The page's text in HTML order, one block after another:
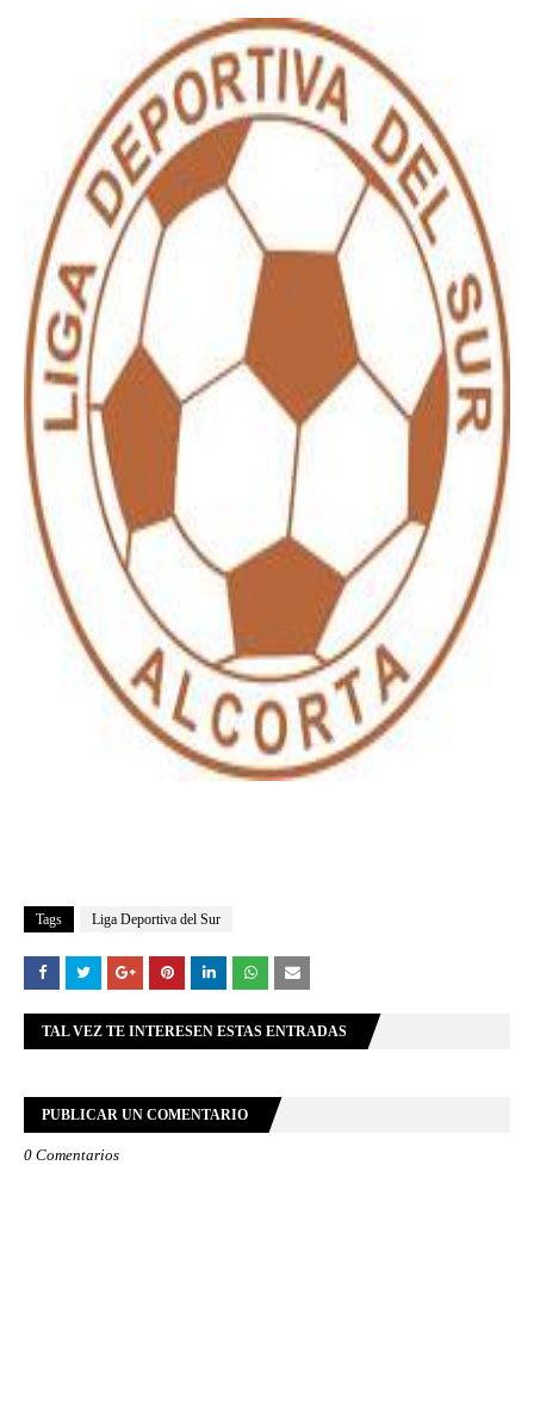
Tags Liga Deportiva del Sur
TAL VEZ TE INTERESEN ESTAS ENTRADAS
PUBLICAR UN COMENTARIO
0 Comentarios